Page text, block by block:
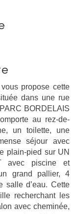
propose cette
dans une rue
BORDELAIS
au rez-de-
un toilette, une
séjour avec
plain-pied sur UN
avec piscine et
grand pallier, 4
salle d’eau. Cette
recherchant les
avec cheminée,